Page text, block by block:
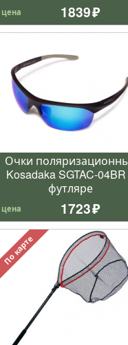
цена 1839
Очки
Kosadaka SGTAC-
футляре
цена 1723
По карте